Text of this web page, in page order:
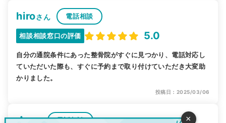
hiroさん 電話相談
相談相談窓口の評価 5.0
自分の通院条件にあった整骨院がすぐに見つかり、電話対応し
ていただいた際も、すぐに予約まで取り付けていただき大変助
かりました。
投稿日：2025/03/06
Ａさん 電話相談 ×